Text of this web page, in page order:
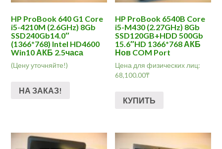
HP ProBook 640 G1 Core
i5-4210M (2.6GHz) 8Gb
SSD240Gb14.0″
(1366*768) Intel HD4600
Win10 АКБ 2.5часа
(Цену уточняйте!)
НА ЗАКАЗ!
HP ProBook 6540B Core
i5-M430 (2.27GHz) 8Gb
SSD120GB+HDD 500Gb
15.6″HD 1366*768 АКБ
Нов COM Port
Цена для физических лиц:
68,100.00₸
КУПИТЬ